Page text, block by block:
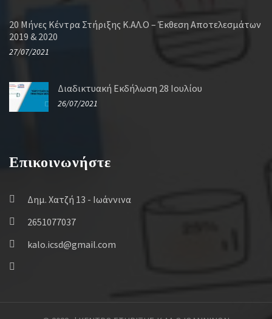
20 Μήνες Κέντρα Στήριξης Κ.ΑΛ.Ο – Έκθεση Αποτελεσμάτων
2019 & 2020
27/07/2021
Διαδικτυακή Εκδήλωση 28 Ιουλίου
26/07/2021
Επικοινωνήστε
Δημ. Χατζή 13 - Ιωάννινα
2651077037
kalo.icsd@gmail.com